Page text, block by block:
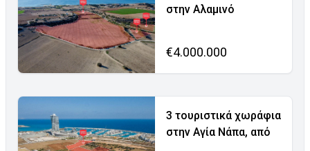
στην Αλαμινό
€4.000.000
3 τουριστικά χωράφια
στην Αγία Νάπα, από